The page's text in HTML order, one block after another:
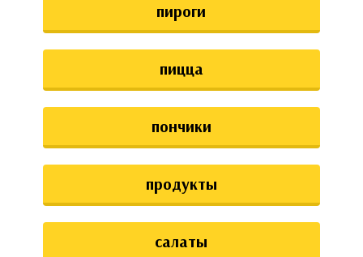
пироги
пицца
пончики
продукты
салаты